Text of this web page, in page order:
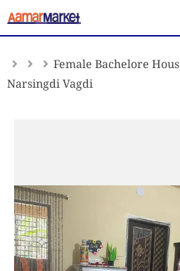
Skip
to
Female Bachelore
Narsingdi Vagdi